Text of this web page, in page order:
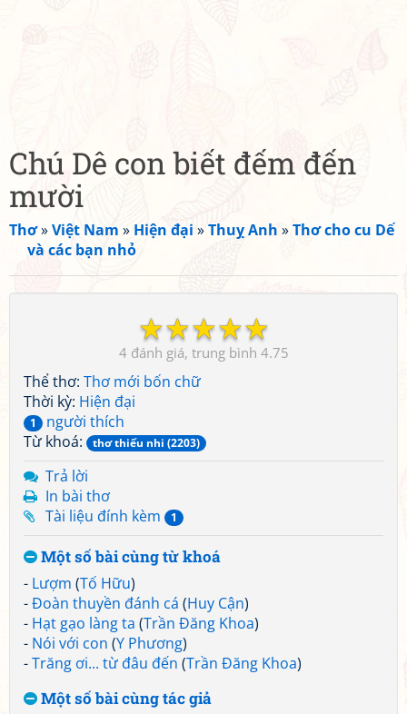
Chú Dê con biết đếm đến
mười
Thơ»Việt Nam » Hiện đại »Thuỵ Anh »Thơ cho cu Dế
và các bạn nhỏ
☆
☆
☆
☆
☆
4 4.75
Thể thơ: Thơ mới bốn chữ
Thời kỳ: Hiện đại
1
người thích
Từ khoá:
thơ thiếu nhi (2203)
Trả lời
In bài thơ
Tài liệu đính kèm
1
Một số bài cùng từ khoá
- Lượm (Tố Hữu)
-Đoàn thuyền đánh cá (Huy Cận)
- Hạt gạo làng ta (Trần Đăng Khoa)
- Nói với con (Y Phương)
-Trăng ơi... từ đâu đến (Trần Đăng Khoa)
Một số bài cùng tác giả